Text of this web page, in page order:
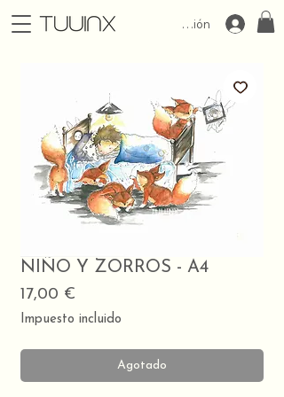
Iniciar Sesión
NIÑO Y ZORROS - A4
17,00 €
Impuesto incluido
Agotado